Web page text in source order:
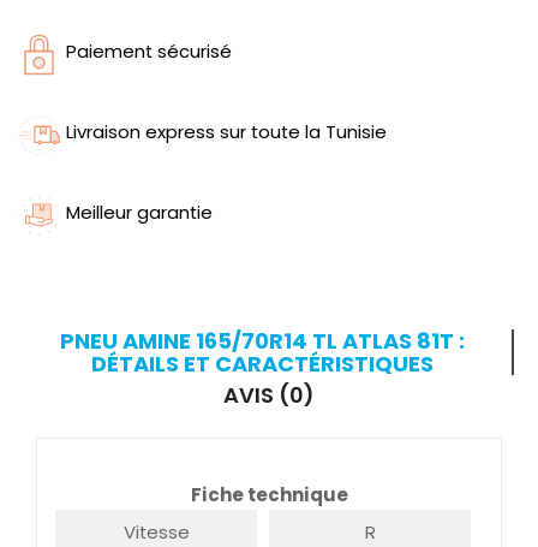
Paiement sécurisé
Livraison express sur toute la Tunisie
Meilleur garantie
PNEU AMINE 165/70R14 TL ATLAS 81T :
DÉTAILS ET CARACTÉRISTIQUES
AVIS (0)
Fiche technique
Vitesse
R